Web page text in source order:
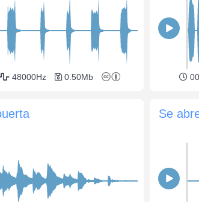
48000Hz 0.50Mb